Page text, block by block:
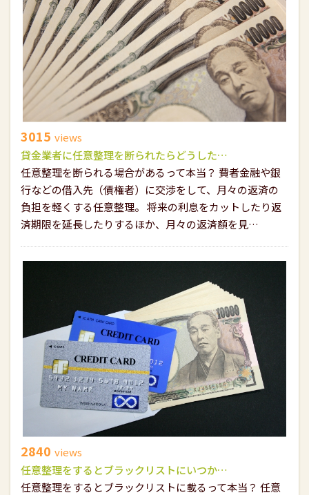
3015 views
貸金業者に任意整理を断られたらどうした…
任意整理を断られる場合があるって本当？ 費者金融や銀
行などの借入先（債権者）に交渉をして、月々の返済の
負担を軽くする任意整理。 将来の利息をカットしたり返
済期限を延長したりするほか、月々の返済額を見…
2840 views
任意整理をするとブラックリストにいつか…
任意整理をするとブラックリストに載るって本当？ 任意